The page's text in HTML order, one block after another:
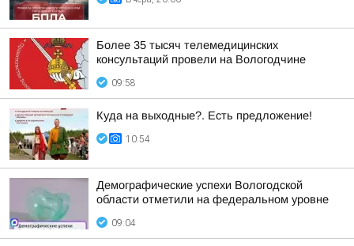
Более 35 тысяч телемедицинских
консультаций провели на Вологодчине
09:58
Куда на выходные?. Есть предложение!
10:54
Демографические успехи Вологодской
области отметили на федеральном уровне
09:04